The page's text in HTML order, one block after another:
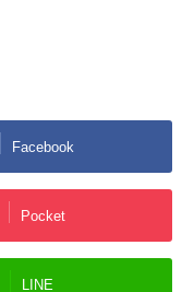
Facebook
Pocket
LINE